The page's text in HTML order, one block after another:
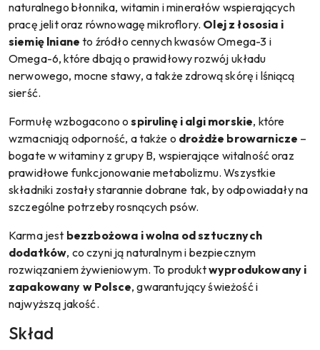
naturalnego błonnika, witamin i minerałów wspierających
pracę jelit oraz równowagę mikroflory. Olej z łososia i
siemię lniane to źródło cennych kwasów Omega-3 i
Omega-6, które dbają o prawidłowy rozwój układu
nerwowego, mocne stawy, a także zdrową skórę i lśniącą
sierść.
Formułę wzbogacono ospirulinę i algi morskie, które
wzmacniają odporność, a także o drożdże browarnicze –
bogate w witaminy z grupy B, wspierające witalność oraz
prawidłowe funkcjonowanie metabolizmu. Wszystkie
składniki zostały starannie dobrane tak, by odpowiadały na
szczególne potrzeby rosnących psów.
Karma jest bezzbożowa i wolna od sztucznych
dodatków, co czyni ją naturalnym i bezpiecznym
rozwiązaniem żywieniowym. To produktwyprodukowany i
zapakowany w Polsce, gwarantujący świeżość i
najwyższą jakość.
Skład